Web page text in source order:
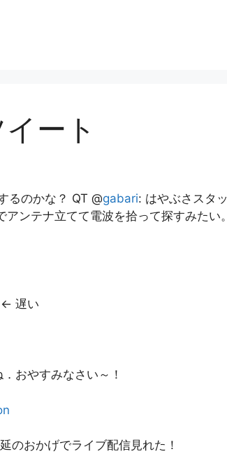
ート
るのかな？ QT @gabari: はやぶさスタッ
ンテナ立てて電波を拾って探すみたい。
← 遅い
おやすみなさい～！
のおかげでライブ配信見れた！